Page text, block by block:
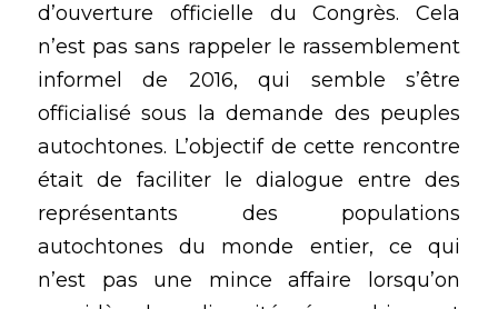
d’ouverture officielle du Congrès. Cela
n’est pas sans rappeler le rassemblement
informel de 2016, qui semble s’être
officialisé sous la demande des peuples
autochtones. L’objectif de cette rencontre
était de faciliter le dialogue entre des
représentants des populations
autochtones du monde entier, ce qui
n’est pas une mince affaire lorsqu’on